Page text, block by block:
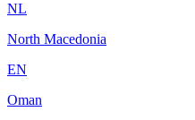
NL
North Macedonia
EN
Oman